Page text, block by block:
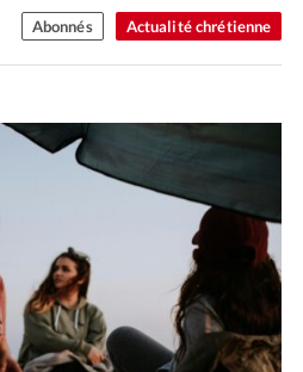
Actualité chrétienne
Abonnés